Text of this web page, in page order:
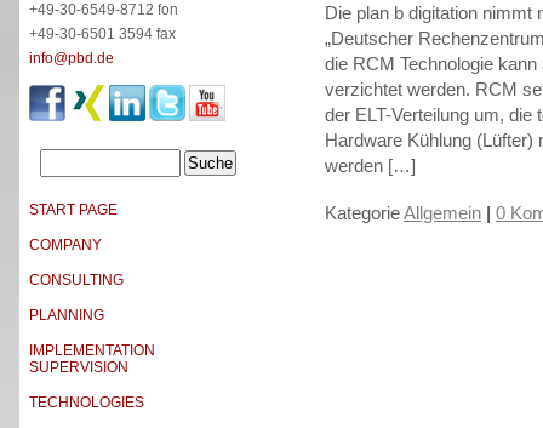
+49-30-6549-8712 fon
+49-30-6501 3594 fax
info@pbd.de
START PAGE
COMPANY
CONSULTING
PLANNING
IMPLEMENTATION
SUPERVISION
TECHNOLOGIES
Die plan b digitation nimmt
„Deutscher
die RCM Technologie
verzichtet werden. RCM
der ELT-Verteilung um, die
Hardware Kühlung
werden […]
KategorieAllgemein | 0